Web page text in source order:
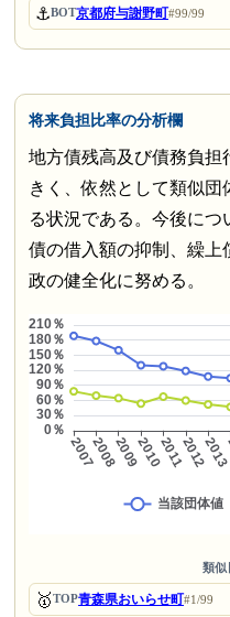
⚓BOT京都府与謝野町#99/99
将来負担比率の分析欄
地方債残高及び債務負担
きく、依然として類似
る状況である。今後に
債の借入額の抑制、繰上
政の健全化に努める。
類似
🥇TOP青森県おいらせ町#1/99